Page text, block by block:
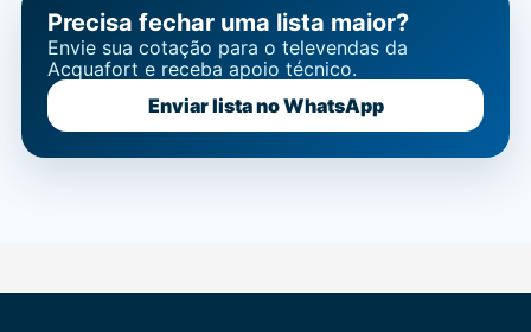
Precisa fechar uma lista maior?
Envie sua cotação para o televendas da
Acquafort e receba apoio técnico.
Enviar lista no WhatsApp